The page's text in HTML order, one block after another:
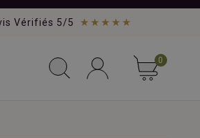
Vérifiés 5/5 ★★★★★
0